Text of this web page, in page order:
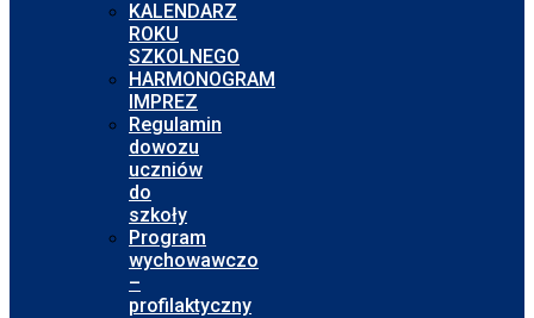
KALENDARZ
ROKU
SZKOLNEGO
HARMONOGRAM
IMPREZ
Regulamin
dowozu
uczniów
do
szkoły
Program
wychowawczo
–
profilaktyczny